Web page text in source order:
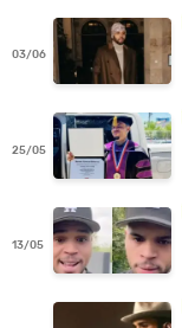
03/06
25/05
13/05